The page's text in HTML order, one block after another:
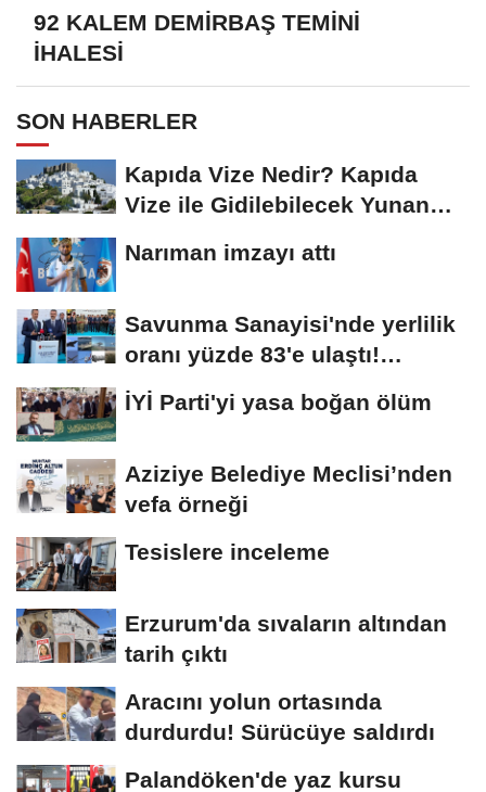
92 KALEM DEMİRBAŞ TEMİNİ
İHALESİ
SON HABERLER
Kapıda Vize Nedir? Kapıda
Vize ile Gidilebilecek Yunan
Narıman imzayı attı
Savunma Sanayisi'nde yerlilik
oranı yüzde 83'e ulaştı!
Erzurum da...
İYİ Parti'yi yasa boğan ölüm
Aziziye Belediye Meclisi’nden
vefa örneği
Tesislere inceleme
Erzurum'da sıvaların altından
tarih çıktı
Aracını yolun ortasında
durdurdu! Sürücüye saldırdı
Palandöken'de yaz kursu